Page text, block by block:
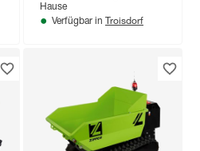
Hause
Verfügbar in Troisdorf